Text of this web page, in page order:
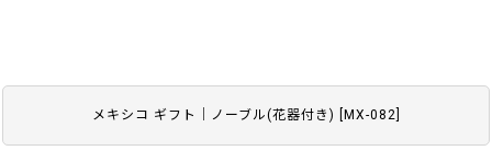
メキシコ ギフト｜ノーブル(花器付き) MX-082